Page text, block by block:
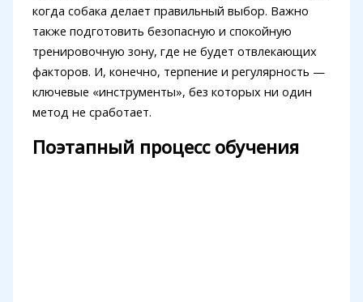
когда собака делает правильный выбор. Важно
также подготовить безопасную и спокойную
тренировочную зону, где не будет отвлекающих
факторов. И, конечно, терпение и регулярность —
ключевые «инструменты», без которых ни один
метод не сработает.
Поэтапный процесс обучения